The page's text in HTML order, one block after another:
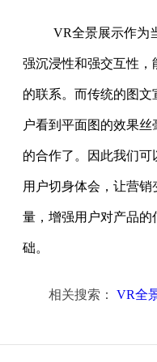
VR全景展示作为
强沉浸性和强交互性，
的联系。而传统的图文
户看到平面图的效果
的合作了。因此我们
用户切身体会，让营
量，增强用户对产品的
础。
相关搜索： VR全